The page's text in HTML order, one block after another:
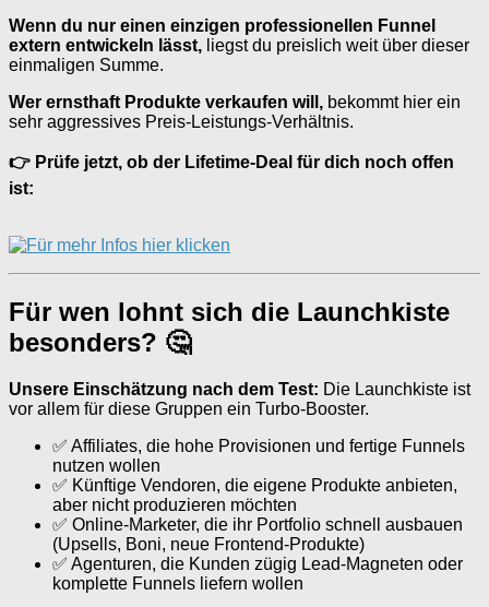
Wenn du nur einen einzigen professionellen Funnel
extern entwickeln lässt, liegst du preislich weit über dieser
einmaligen Summe.
Wer ernsthaft Produkte verkaufen will, bekommt hier ein
sehr aggressives Preis-Leistungs-Verhältnis.
👉 Prüfe jetzt, ob der Lifetime-Deal für dich noch offen
ist:
Für wen lohnt sich die Launchkiste
besonders? 🤔
Unsere Einschätzung nach dem Test: Die Launchkiste ist
vor allem für diese Gruppen ein Turbo-Booster.
✅ Affiliates, die hohe Provisionen und fertige Funnels
nutzen wollen
✅ Künftige Vendoren, die eigene Produkte anbieten,
aber nicht produzieren möchten
✅ Online-Marketer, die ihr Portfolio schnell ausbauen
(Upsells, Boni, neue Frontend-Produkte)
✅ Agenturen, die Kunden zügig Lead-Magneten oder
komplette Funnels liefern wollen